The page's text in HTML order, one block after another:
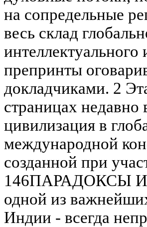
на сопредельные
весь склад
препринты
докладчиками. 2
страницах
цивилизация в
международной
созданной при
146ПАРАДОКСЫ
одной из
Индии - всегда